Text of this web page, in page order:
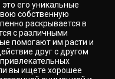
его уникальные
собственную
раскрывается в
с различными
помогают им расти и
друг с другом
вы ищете хорошее